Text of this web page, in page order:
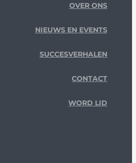
OVER ONS
NIEUWS EN EVENTS
SUCCESVERHALEN
CONTACT
WORD LID